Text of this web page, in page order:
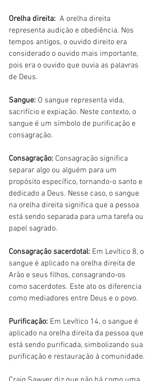
Orelha direita: A orelha direita
representa audição e obediência. Nos
tempos antigos, o ouvido direito era
considerado o ouvido mais importante,
pois era o ouvido que ouvia as palavras
de Deus.
Sangue: O sangue representa vida,
sacrifício e expiação. Neste contexto, o
sangue é um símbolo de purificação e
consagração.
Consagração: Consagração significa
separar algo ou alguém para um
propósito específico, tornando-o santo e
dedicado a Deus. Nesse caso, o sangue
na orelha direita significa que a pessoa
está sendo separada para uma tarefa ou
papel sagrado.
Consagração sacerdotal: Em Levítico 8, o
sangue é aplicado na orelha direita de
Arão e seus filhos, consagrando-os
como sacerdotes. Este ato os diferencia
como mediadores entre Deus e o povo.
Purificação: Em Levítico 14, o sangue é
aplicado na orelha direita da pessoa que
está sendo purificada, simbolizando sua
purificação e restauração à comunidade.